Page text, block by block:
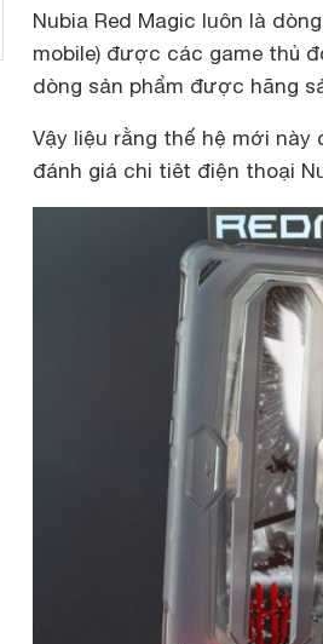
Nubia Red Magic luôn là
mobile) được các game thủ
dòng sản phẩm được hãng
Vậy liệu rằng thế hệ mới
đánh giá chi tiêt điện thoại